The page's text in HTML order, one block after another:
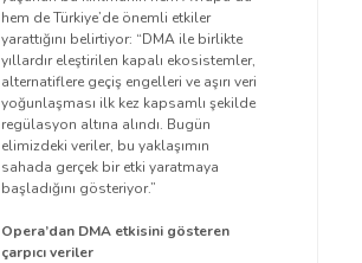
hem de Türkiye’de önemli etkiler
yarattığını belirtiyor: “DMA ile birlikte
yıllardır eleştirilen kapalı ekosistemler,
alternatiflere geçiş engelleri ve aşırı veri
yoğunlaşması ilk kez kapsamlı şekilde
regülasyon altına alındı. Bugün
elimizdeki veriler, bu yaklaşımın
sahada gerçek bir etki yaratmaya
başladığını gösteriyor.”
Opera’dan DMA etkisini gösteren
çarpıcı veriler